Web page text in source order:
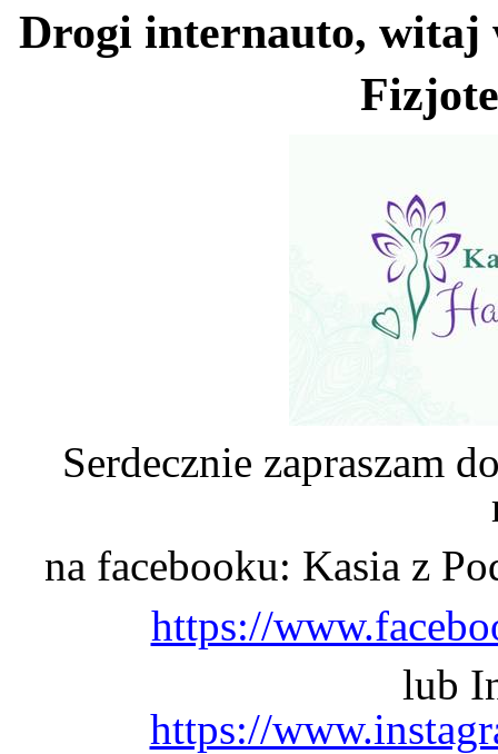
Drogi internauto, witaj
Serdecznie zapraszam
na facebooku: Kasia
https://
lub
https://